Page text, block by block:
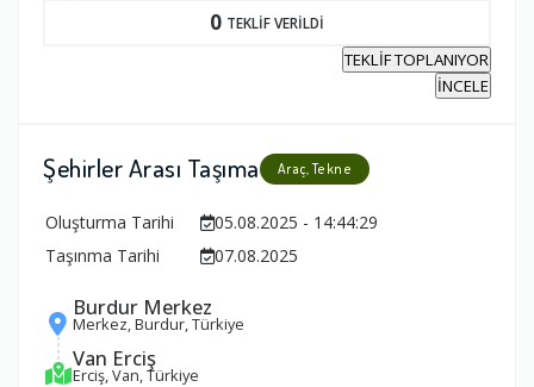
0 TEKLİF VERİLDİ
TEKLİF TOPLANIYOR
İNCELE
Şehirler Arası Taşıma Araç, Tekne
Oluşturma Tarihi
05.08.2025 - 14:44:29
Taşınma Tarihi
07.08.2025
Burdur Merkez
Merkez, Burdur, Türkiye
Van Erciş
Erciş, Van, Türkiye